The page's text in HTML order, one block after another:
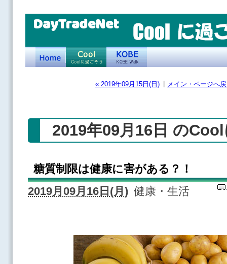
DayTradeNet
« 2019年09月15日(日) メイン・ページへ
2019年09月16日 の
糖質制限は健康に害がある？！
2019月09月16日(月) 健康・生活